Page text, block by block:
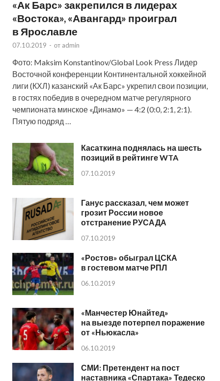
«Ак Барс» закрепился в лидерах
«Востока», «Авангард» проиграл
в Ярославле
07.10.2019 - от admin
Фото: Maksim Konstantinov/Global Look Press Лидер
Восточной конференции Континентальной хоккейной
лиги (КХЛ) казанский «Ак Барс» укрепил свои позиции,
в гостях победив в очередном матче регулярного
чемпионата минское «Динамо» — 4:2 (0:0, 2:1, 2:1).
Пятую подряд …
Касаткина поднялась на шесть
позиций в рейтинге WTA
07.10.2019
Ганус рассказал, чем может
грозит России новое
отстранение РУСАДА
07.10.2019
«Ростов» обыграл ЦСКА
в гостевом матче РПЛ
06.10.2019
«Манчестер Юнайтед»
на выезде потерпел поражение
от «Ньюкасла»
06.10.2019
СМИ: Претендент на пост
наставника «Спартака» Тедеско